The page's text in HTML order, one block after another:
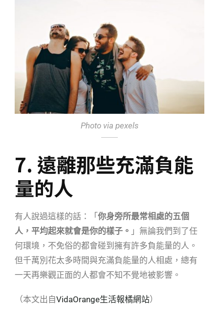
Photo via pexels
7. 遠離那些充滿負能
量的人
有人說過這樣的話：「 你身旁所最常相處的五個
人，平均起來就會是你的樣子。 」無論我們到了任
何環境，不免俗的都會碰到擁有許多負能量的人。
但千萬別花太多時間與充滿負能量的人相處，總有
一天再樂觀正面的人都會不知不覺地被影響。
（本文出自VidaOrange生活報橘網站）